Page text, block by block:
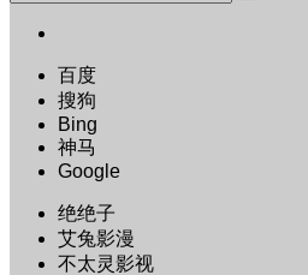
百度
搜狗
Bing
神马
Google
绝绝子
艾兔影漫
不太灵影视